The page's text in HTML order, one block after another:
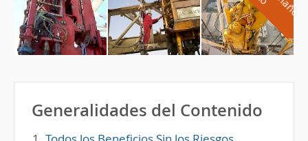
Generalidades del Contenido